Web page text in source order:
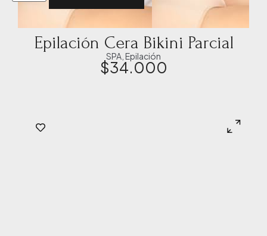
Epilación Cera Bikini Parcial
SPA Epilación
$34.000